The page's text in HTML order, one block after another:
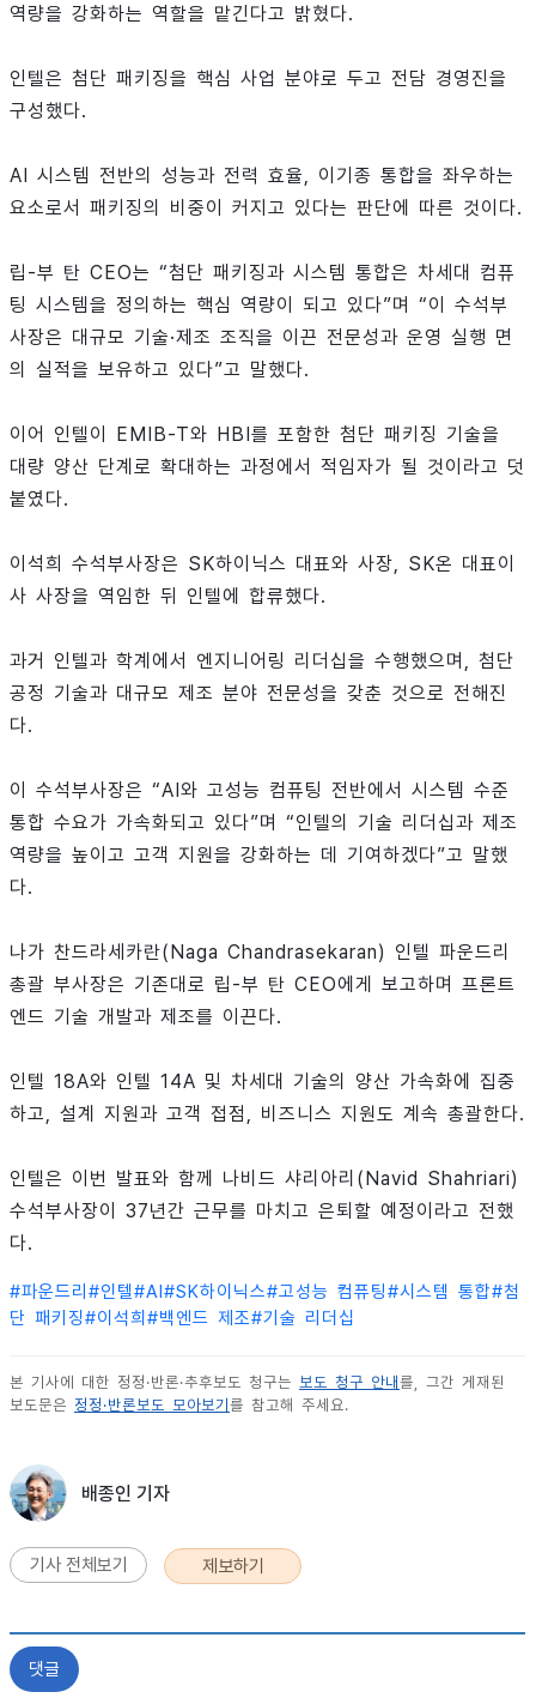
역량을 강화하는 역할을 맡긴다고 밝혔다.
인텔은 첨단 패키징을 핵심 사업 분야로 두고 전담 경영진을
구성했다.
AI 시스템 전반의 성능과 전력 효율, 이기종 통합을 좌우하는
요소로서 패키징의 비중이 커지고 있다는 판단에 따른 것이다.
립-부 탄 CEO는 “첨단 패키징과 시스템 통합은 차세대 컴퓨
팅 시스템을 정의하는 핵심 역량이 되고 있다”며 “이 수석부
사장은 대규모 기술·제조 조직을 이끈 전문성과 운영 실행 면
의 실적을 보유하고 있다”고 말했다.
이어 인텔이 EMIB-T와 HBI를 포함한 첨단 패키징 기술을
대량 양산 단계로 확대하는 과정에서 적임자가 될 것이라고 덧
붙였다.
이석희 수석부사장은 SK하이닉스 대표와 사장, SK온 대표이
사 사장을 역임한 뒤 인텔에 합류했다.
과거 인텔과 학계에서 엔지니어링 리더십을 수행했으며, 첨단
공정 기술과 대규모 제조 분야 전문성을 갖춘 것으로 전해진
다.
이 수석부사장은 “AI와 고성능 컴퓨팅 전반에서 시스템 수준
통합 수요가 가속화되고 있다”며 “인텔의 기술 리더십과 제조
역량을 높이고 고객 지원을 강화하는 데 기여하겠다”고 말했
다.
나가 찬드라세카란(Naga Chandrasekaran) 인텔 파운드리
총괄 부사장은 기존대로 립-부 탄 CEO에게 보고하며 프론트
엔드 기술 개발과 제조를 이끈다.
인텔 18A와 인텔 14A 및 차세대 기술의 양산 가속화에 집중
하고, 설계 지원과 고객 접점, 비즈니스 지원도 계속 총괄한다.
인텔은 이번 발표와 함께 나비드 샤리아리(Navid Shahriari)
수석부사장이 37년간 근무를 마치고 은퇴할 예정이라고 전했
다.
#파운드리 #인텔#AI#SK하이닉스#고성능 컴퓨팅#시스템 통합#첨
단 패키징#이석희 #백엔드 제조#기술 리더십
본 기사에 대한 정정·반론·추후보도 청구는 보도 청구 안내 를, 그간 게재된
보도문은 정정·반론보도 모아보기 를 참고해 주세요.
배종인 기자
기사 전체보기 제보하기
댓글